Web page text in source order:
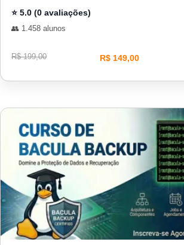
⭐ 5.0 (0 avaliações)
👥 1.458 alunos
R$ 199,00 R$ 149,00